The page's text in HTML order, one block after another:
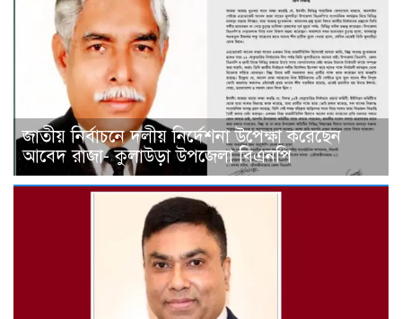
জাতীয় নির্বাচনে দলীয় নির্দেশনা উপেক্ষা করেছেন
আবেদ রাজা- কুলাউড়া উপজেলা বিএনপি